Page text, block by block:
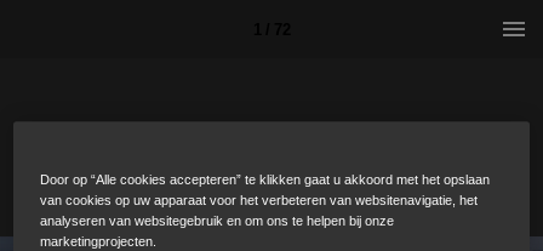
Door op “Alle cookies accepteren” te klikken gaat u akkoord met het opslaan
van cookies op uw apparaat voor het verbeteren van websitenavigatie, het
analyseren van websitegebruik en om ons te helpen bij onze
marketingprojecten.